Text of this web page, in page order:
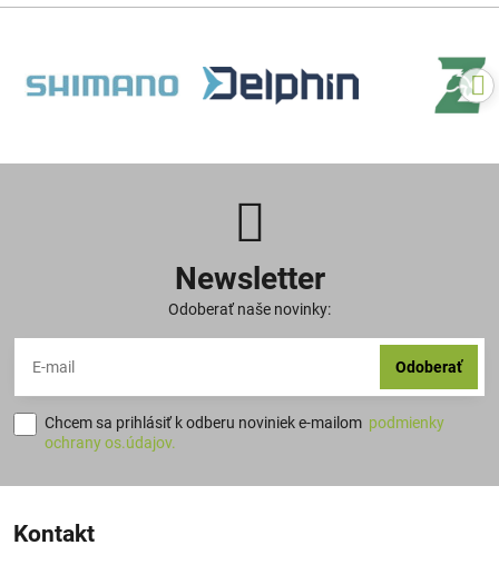
Newsletter
Odoberať naše novinky:
Odoberať
Chcem sa prihlásiť k odberu noviniek e-mailom podmienky
ochrany os.údajov.
Kontakt